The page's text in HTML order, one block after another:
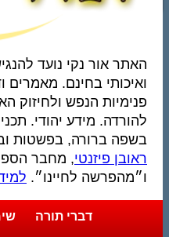
האתר אור נקי נועד
ואיכותי בחינם.
פנימיות הנפש ולחיזוק
להורדה. מידע יהודי.
בשפה ברורה, בפשטות
ראובן פיזנטי, מחבר
ו״מהפרשה לחיינו״.
דברי תורה